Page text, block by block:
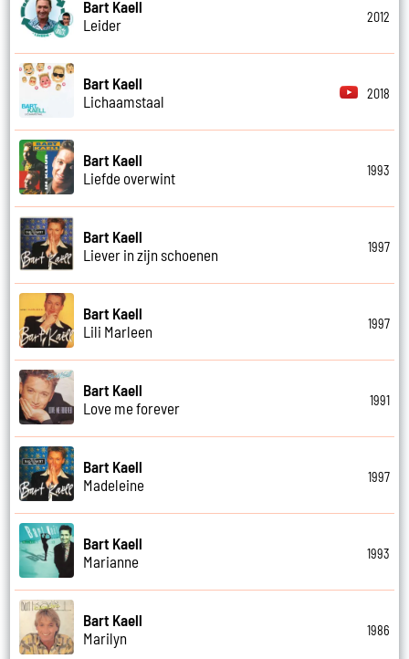
Bart Kaell
Leider
2012
Bart Kaell
Lichaamstaal
2018
Bart Kaell
Liefde overwint
1993
Bart Kaell
Liever in zijn schoenen
1997
Bart Kaell
Lili Marleen
1997
Bart Kaell
Love me forever
1991
Bart Kaell
Madeleine
1997
Bart Kaell
Marianne
1993
Bart Kaell
Marilyn
1986